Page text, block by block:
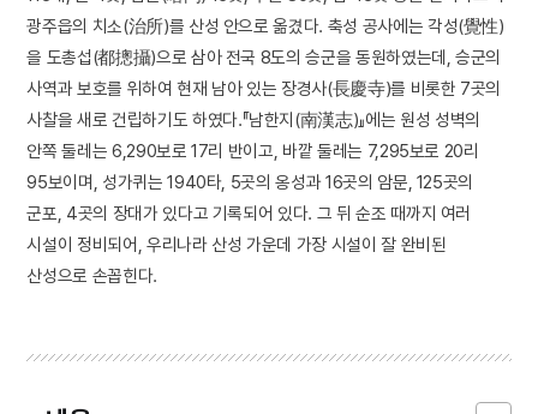
광주읍의 치소(治所)를 산성 안으로 옮겼다. 축성 공사에는 각성(覺性)
을 도총섭(都摠攝)으로 삼아 전국 8도의 승군을 동원하였는데, 승군의
사역과 보호를 위하여 현재 남아 있는 장경사(長慶寺)를 비롯한 7곳의
사찰을 새로 건립하기도 하였다.『남한지(南漢志)』에는 원성 성벽의
안쪽 둘레는 6,290보로 17리 반이고, 바깥 둘레는 7,295보로 20리
95보이며, 성가퀴는 1940타, 5곳의 옹성과 16곳의 암문, 125곳의
군포, 4곳의 장대가 있다고 기록되어 있다. 그 뒤 순조 때까지 여러
시설이 정비되어, 우리나라 산성 가운데 가장 시설이 잘 완비된
산성으로 손꼽힌다.